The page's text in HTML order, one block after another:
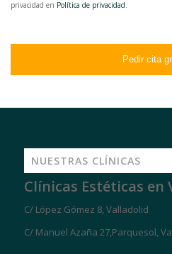
privacidad en Política de privacidad.
NUESTRAS CLÍNICAS
Clínicas Estéticas en
C/ López Gómez 8, Valladolid
C/ Manuel Azaña 27,Parquesol,